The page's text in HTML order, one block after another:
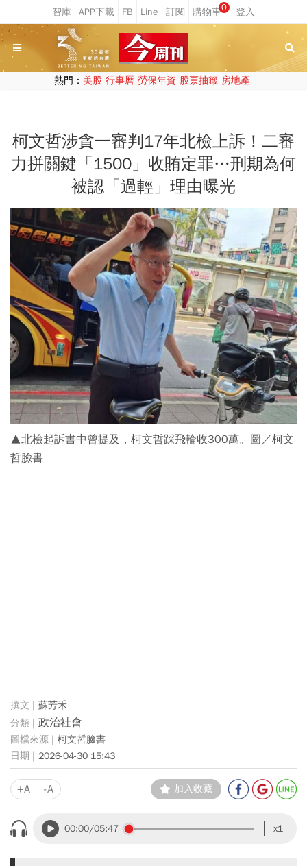
0
熱門： 美股 行事曆 勞保年資 股票抽籤 房地產
柯文哲涉貪一審判17年北檢上訴！二審
力拼關鍵「1500」收賄定罪…刑期為何
被認「過輕」理由曝光
▲北檢起訴書中曾提及，柯文哲踩飛輪收300萬。圖／柯文
哲臉書
蘇芳禾
政治社會
柯文哲臉書
2026-04-30 15:43
+A -A 加入收藏
00:00/05:47 x1